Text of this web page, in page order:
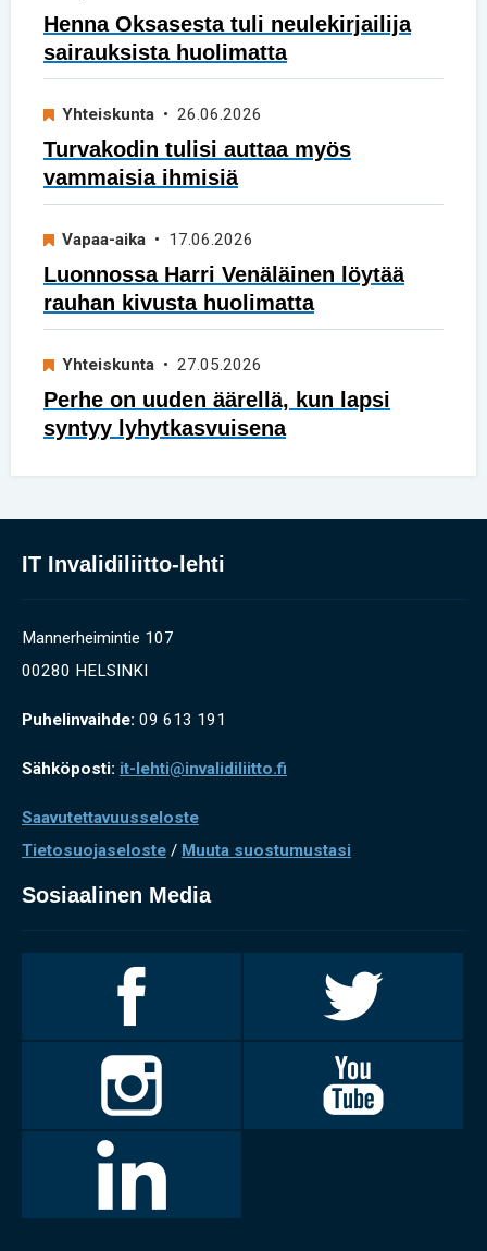
Henna Oksasesta tuli neulekirjailija
sairauksista huolimatta
Yhteiskunta • 26.06.2026
Turvakodin tulisi auttaa myös
vammaisia ihmisiä
Vapaa-aika • 17.06.2026
Luonnossa Harri Venäläinen löytää
rauhan kivusta huolimatta
Yhteiskunta • 27.05.2026
Perhe on uuden äärellä, kun lapsi
syntyy lyhytkasvuisena
IT Invalidiliitto-lehti
Mannerheimintie 107
00280 HELSINKI
Puhelinvaihde: 09 613 191
Sähköposti: it-lehti@invalidiliitto.fi
Saavutettavuusseloste
Tietosuojaseloste / Muuta suostumustasi
Sosiaalinen Media
Facebookissa
Twitterissä
Invalidiliitto
Instagramissa
Youtubessa